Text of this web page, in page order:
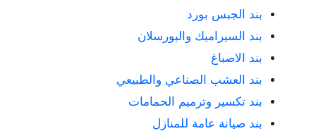
بند الجبس بورد
بند السيراميك والبورسلان
بند الاصباغ
بند العشب الصناعي والطبيعي
بند تكسير وترميم الحمامات
بند صيانة عامة للمنازل